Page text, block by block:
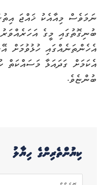
ނަމަވެސް މިއާއެކު ޚައްޖަ
ބުނިގޮތުގައި މީގެ
އެހެންތަނެއްގައި ހުޅުވުމަށް
އެކަމަށް ގަދައަޅާ
ބުންޏެވެ.
ކިޔުންތެރިންގެ ހިޔާލު